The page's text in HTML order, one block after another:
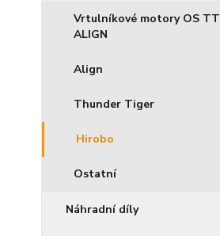
Vrtulníkové motory OS TT
ALIGN
Align
Thunder Tiger
Hirobo
Ostatní
Náhradní díly